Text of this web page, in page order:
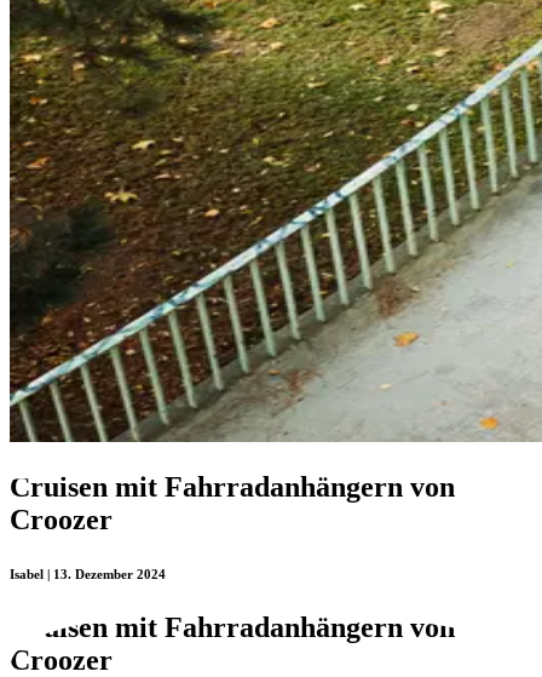
Cruisen mit Fahrradanhängern von
Croozer
Isabel | 13. Dezember 2024
Cruisen mit Fahrradanhängern von
Croozer